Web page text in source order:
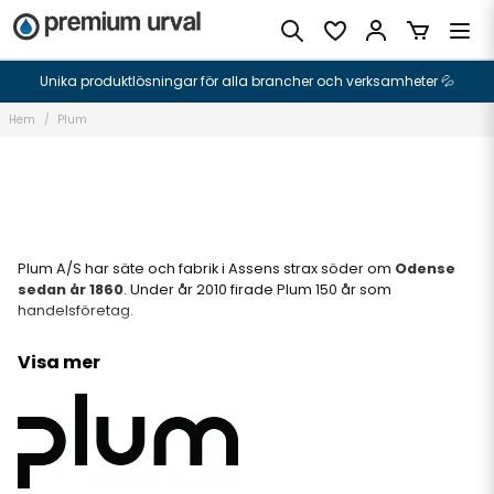
Unika produktlösningar för alla brancher och verksamheter 💦
Hem Plum
Plum A/S har säte och fabrik i Assens strax söder om Odense
sedan år 1860. Under år 2010 firade Plum 150 år som
handelsföretag.
Mer än 40 år har Plum behandlat effektiva och användarvänliga
lösningar till företags handhygien och i ca. 15 år med första-
hjälp-lösningar som gör din arbetsplats till en säkrare plats att
vara Genom ett nära samarbete med framför allt
dermatologer, säkerhetsorganisationer och rådgivande
organisationer har Plum genom åren utvecklat produkter som
Visa mer